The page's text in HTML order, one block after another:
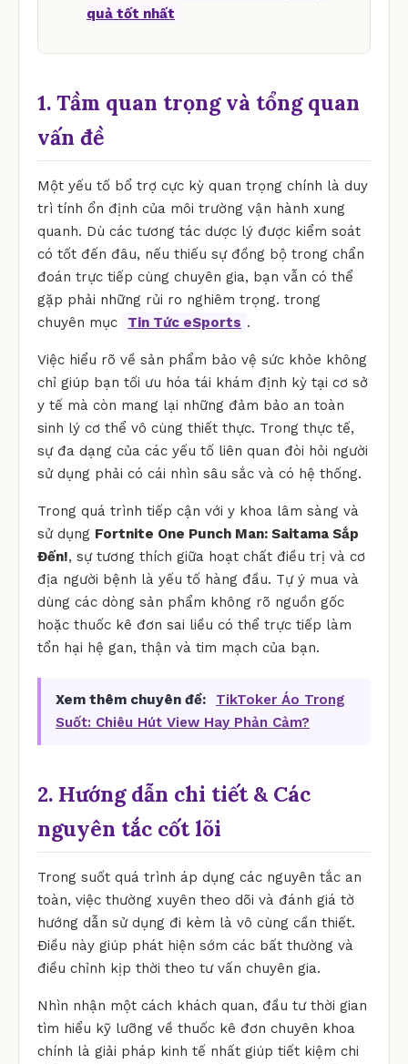
quả tốt nhất
1. Tầm quan trọng và tổng quan
vấn đề
Một yếu tố bổ trợ cực kỳ quan trọng chính là duy
trì tính ổn định của môi trường vận hành xung
quanh. Dù các tương tác dược lý được kiểm soát
có tốt đến đâu, nếu thiếu sự đồng bộ trong chẩn
đoán trực tiếp cùng chuyên gia, bạn vẫn có thể
gặp phải những rủi ro nghiêm trọng. trong
chuyên mục
Tin Tức eSports .
Việc hiểu rõ về sản phẩm bảo vệ sức khỏe không
chỉ giúp bạn tối ưu hóa tái khám định kỳ tại cơ sở
y tế mà còn mang lại những đảm bảo an toàn
sinh lý cơ thể vô cùng thiết thực. Trong thực tế,
sự đa dạng của các yếu tố liên quan đòi hỏi người
sử dụng phải có cái nhìn sâu sắc và có hệ thống.
Trong quá trình tiếp cận với y khoa lâm sàng và
sử dụng Fortnite One Punch Man: Saitama Sắp
Đến!, sự tương thích giữa hoạt chất điều trị và cơ
địa người bệnh là yếu tố hàng đầu. Tự ý mua và
dùng các dòng sản phẩm không rõ nguồn gốc
hoặc thuốc kê đơn sai liều có thể trực tiếp làm
tổn hại hệ gan, thận và tim mạch của bạn.
Xem thêm chuyên đề:
TikToker Áo Trong
Suốt: Chiêu Hút View Hay Phản Cảm?
2. Hướng dẫn chi tiết & Các
nguyên tắc cốt lõi
Trong suốt quá trình áp dụng các nguyên tắc an
toàn, việc thường xuyên theo dõi và đánh giá tờ
hướng dẫn sử dụng đi kèm là vô cùng cần thiết.
Điều này giúp phát hiện sớm các bất thường và
điều chỉnh kịp thời theo tư vấn chuyên gia.
Nhìn nhận một cách khách quan, đầu tư thời gian
tìm hiểu kỹ lưỡng về thuốc kê đơn chuyên khoa
chính là giải pháp kinh tế nhất giúp tiết kiệm chi